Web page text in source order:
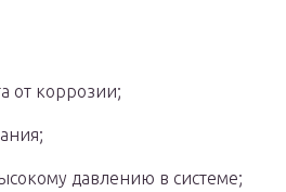
от коррозии;
давлению в системе;